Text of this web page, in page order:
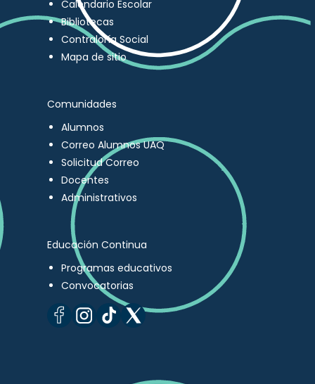
Calendario Escolar
Bibliotecas
Contraloría Social
Mapa de sitio
Comunidades
Alumnos
Correo Alumnos UAQ
Solicitud Correo
Docentes
Administrativos
Educación Continua
Programas educativos
Convocatorias